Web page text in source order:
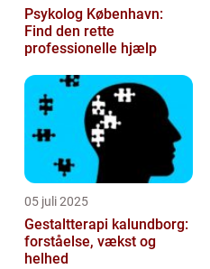
Psykolog København:
Find den rette
professionelle hjælp
05 juli 2025
Gestaltterapi kalundborg:
forståelse, vækst og
helhed